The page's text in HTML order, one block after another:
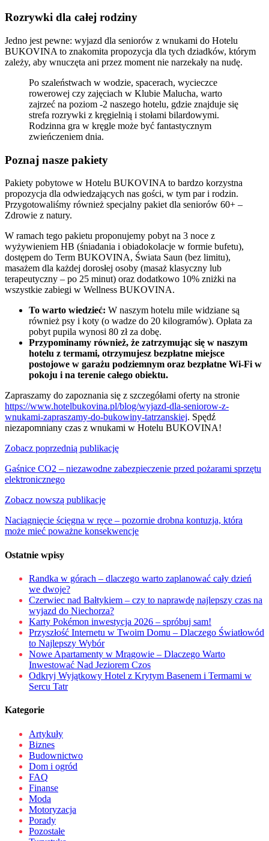
Rozrywki dla całej rodziny
Jedno jest pewne: wyjazd dla seniorów z wnukami do Hotelu
BUKOVINA to znakomita propozycja dla tych dziadków, którym
zależy, aby wnuczęta ani przez moment nie narzekały na nudę.
Po szaleństwach w wodzie, spacerach, wycieczce
rowerowej czy zajęciach w Klubie Malucha, warto
zajrzeć na poziom -2 naszego hotelu, gdzie znajduje się
strefa rozrywki z kręgielnią i stołami bilardowymi.
Rodzinna gra w kręgle może być fantastycznym
zwieńczeniem dnia.
Poznaj nasze pakiety
Pakiety pobytowe w Hotelu BUKOVINA to bardzo korzystna
propozycja dla odwiedzających nas gości, w tym par i rodzin.
Przygotowaliśmy również specjalny pakiet dla seniorów 60+ –
Zdrowie z natury.
W ramach tego pakietu proponujemy pobyt na 3 noce z
wyżywieniem HB (śniadania i obiadokolacje w formie bufetu),
dostępem do Term BUKOVINA, Świata Saun (bez limitu),
masażem dla każdej dorosłej osoby (masaż klasyczny lub
terapeutyczny – po 25 minut) oraz dodatkowo 10% zniżki na
wszystkie zabiegi w Wellness BUKOVINA.
To warto wiedzieć: W naszym hotelu mile widziane są
również psy i koty (o wadze do 20 kilogramów). Opłata za
pobyt pupila wynosi 80 zł za dobę.
Przypominamy również, że zatrzymując się w naszym
hotelu z termami, otrzymujesz bezpłatne miejsce
postojowe w garażu podziemnym oraz bezpłatne Wi-Fi w
pokoju i na terenie całego obiektu.
Zapraszamy do zapoznania się z szczegółami oferty na stronie
https://www.hotelbukovina.pl/blog/wyjazd-dla-seniorow-z-
wnukami-zapraszamy-do-bukowiny-tatrzanskiej. Spędź
niezapomniany czas z wnukami w Hotelu BUKOVINA!
Nawigacja
wpisu
Zobacz poprzednią publikację
Gaśnice CO2 – niezawodne zabezpieczenie przed pożarami sprzętu
elektronicznego
Zobacz nowszą publikację
Naciągnięcie ścięgna w ręce – pozornie drobna kontuzja, która
może mieć poważne konsekwencje
Ostatnie wpisy
Randka w górach – dlaczego warto zaplanować cały dzień
we dwoje?
Czerwiec nad Bałtykiem – czy to naprawdę najlepszy czas na
wyjazd do Niechorza?
Karty Pokémon inwestycja 2026 – spróbuj sam!
Przyszłość Internetu w Twoim Domu – Dlaczego Światłowód
to Najlepszy Wybór
Nowe Apartamenty w Mrągowie – Dlaczego Warto
Inwestować Nad Jeziorem Czos
Odkryj Wyjątkowy Hotel z Krytym Basenem i Termami w
Sercu Tatr
Kategorie
Artykuły
Biznes
Budownictwo
Dom i ogród
FAQ
Finanse
Moda
Motoryzacja
Porady
Pozostałe